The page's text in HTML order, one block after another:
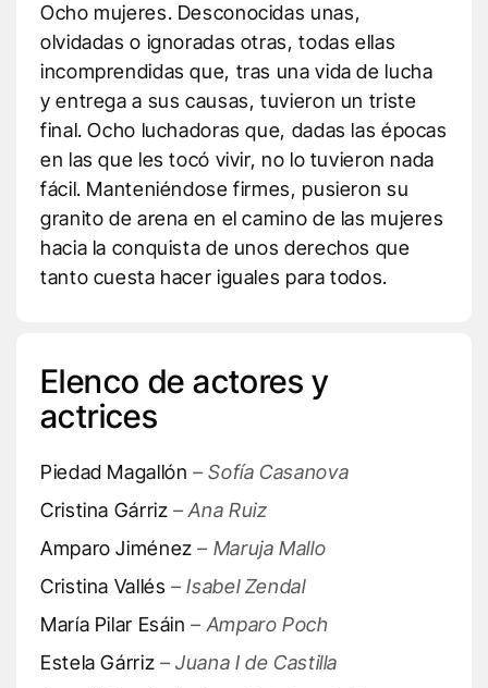
Ocho mujeres. Desconocidas unas,
olvidadas o ignoradas otras, todas ellas
incomprendidas que, tras una vida de lucha
y entrega a sus causas, tuvieron un triste
final. Ocho luchadoras que, dadas las épocas
en las que les tocó vivir, no lo tuvieron nada
fácil. Manteniéndose firmes, pusieron su
granito de arena en el camino de las mujeres
hacia la conquista de unos derechos que
tanto cuesta hacer iguales para todos.
Elenco de actores y
actrices
Piedad Magallón – Sofía Casanova
Cristina Gárriz – Ana Ruiz
Amparo Jiménez – Maruja Mallo
Cristina Vallés – Isabel Zendal
María Pilar Esáin – Amparo Poch
Estela Gárriz – Juana I de Castilla